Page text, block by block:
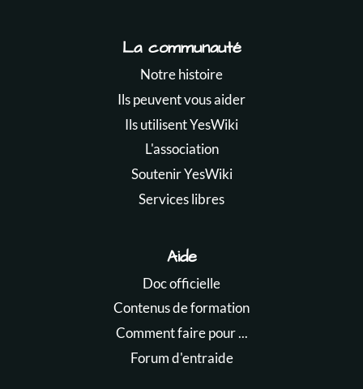
La communauté
Notre histoire
Ils peuvent vous aider
Ils utilisent YesWiki
L'association
Soutenir YesWiki
Services libres
Aide
Doc officielle
Contenus de formation
Comment faire pour ...
Forum d'entraide